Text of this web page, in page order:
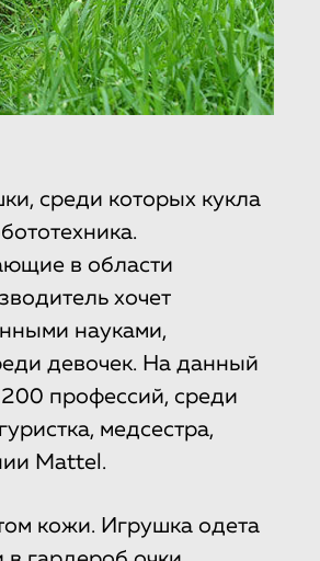
среди которых кукла
в области
хочет
науками,
девочек. На данный
профессий, среди
медсестра,
Mattel.
кожи. Игрушка одета